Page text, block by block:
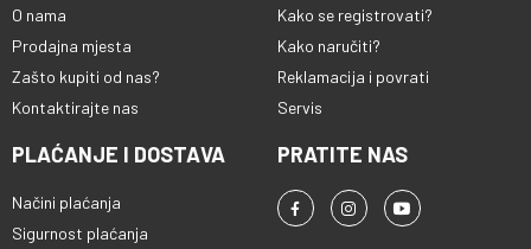
O nama
Prodajna mjesta
Zašto kupiti od nas?
Kontaktirajte nas
Kako se registrovati?
Kako naručiti?
Reklamacija i povrati
Servis
PLAĆANJE I DOSTAVA
Načini plaćanja
Sigurnost plaćanja
PRATITE NAS